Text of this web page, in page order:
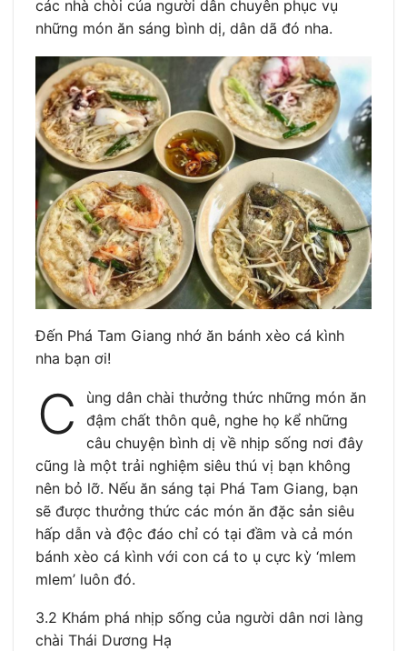
các nhà chòi của người dân chuyên phục vụ
những món ăn sáng bình dị, dân dã đó nha.
Đến Phá Tam Giang nhớ ăn bánh xèo cá kình
nha bạn ơi!
C
ùng dân chài thưởng thức những món ăn
đậm chất thôn quê, nghe họ kể những
câu chuyện bình dị về nhịp sống nơi đây
cũng là một trải nghiệm siêu thú vị bạn không
nên bỏ lỡ. Nếu ăn sáng tại Phá Tam Giang, bạn
sẽ được thưởng thức các món ăn đặc sản siêu
hấp dẫn và độc đáo chỉ có tại đầm và cả món
bánh xèo cá kình với con cá to ụ cực kỳ ‘mlem
mlem’ luôn đó.
3.2 Khám phá nhịp sống của người dân nơi làng
chài Thái Dương Hạ